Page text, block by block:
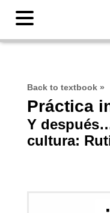
Back to textbook»
Práctica
Y
cultura: